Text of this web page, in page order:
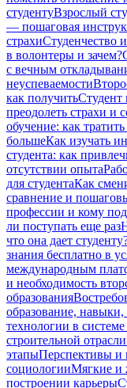
студентуВзрослый
— пошаговая
страхиСтуденчество
в волонтеры и зачем?
с вечным
неуспеваемости
как получитьСтудент
преодолеть страхи и
обучение: как
большеКак изучать
студента: как
отсутствии опыта
для студентаКак
сравнение и
профессии и кому
ли поступать еще раз
что она дает
знания бесплатно в
международным
и необходимость
образования
образование,
технологии в
строительной отрасли
этапыПерспективы и
социологииМягкие и
построении карьеры